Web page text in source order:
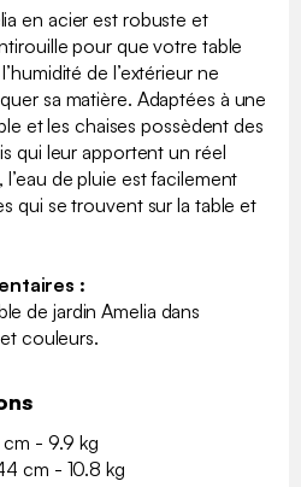
en acier est robuste et
pour que votre table
de l’extérieur ne
sa matière. Adaptées à une
et les chaises possèdent des
qui leur apportent un réel
de pluie est facilement
qui se trouvent sur la table et
:
de jardin Amelia dans
couleurs.
cm - 9.9 kg
cm - 10.8 kg